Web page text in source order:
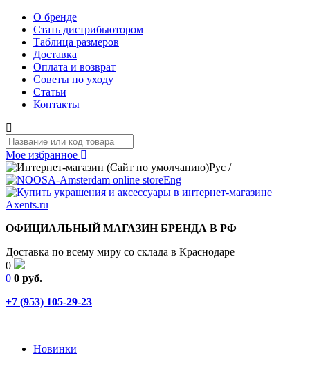
О бренде
Стать дистрибьютором
Таблица размеров
Доставка
Оплата и возврат
Советы по уходу
Статьи
Контакты
Мое избранное
Рус /
Eng
ОФИЦИАЛЬНЫЙ МАГАЗИН БРЕНДА В РФ
Доставка по всему миру со склада в Краснодаре
0
0 0 руб.
+7 (953) 105-29-23
Новинки